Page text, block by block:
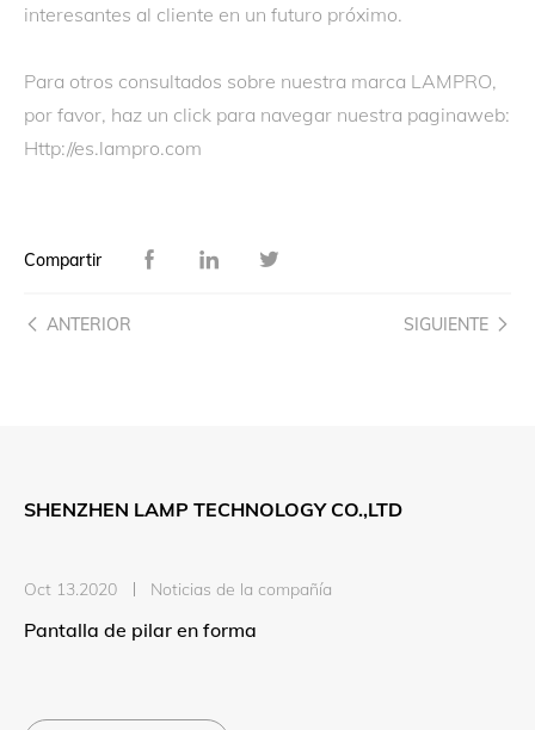
interesantes al cliente en un futuro próximo.
Para otros consultados sobre nuestra marca LAMPRO,
por favor, haz un click para navegar nuestra paginaweb:
Http://es.lampro.com
Compartir
ANTERIOR SIGUIENTE
SHENZHEN LAMP TECHNOLOGY CO.,LTD
Oct 13.2020 Noticias de la compañía
Pantalla de pilar en forma